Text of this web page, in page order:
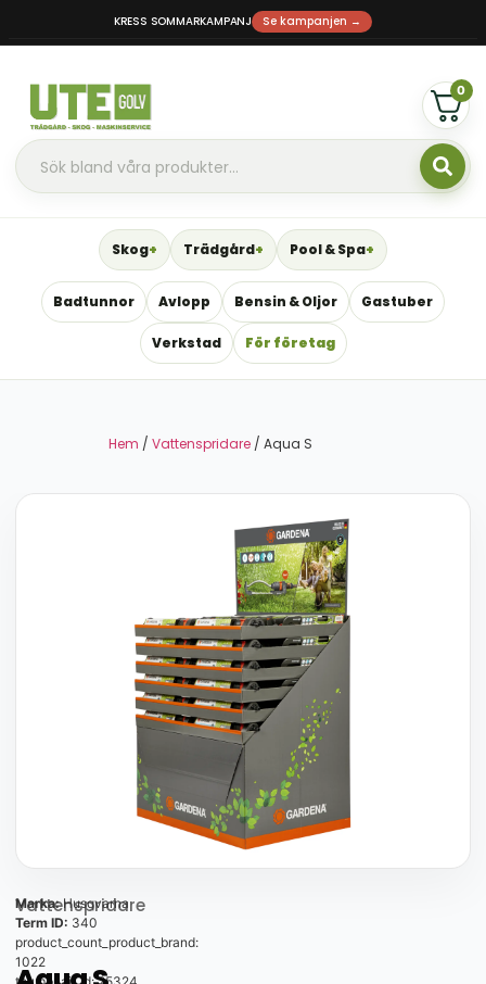
KRESS SOMMARKAMPANJ Se kampanjen →
0
Skog Trädgård Pool & Spa
Badtunnor Avlopp Bensin & Oljor Gastuber
Verkstad För företag
Hem / Vattenspridare / Aqua S
Vattenspridare
Marka:Husqvarna
Term ID: 340
product_count_product_brand:
1022